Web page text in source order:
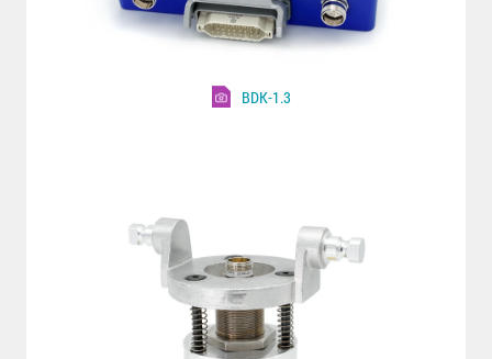
BDK-1.3